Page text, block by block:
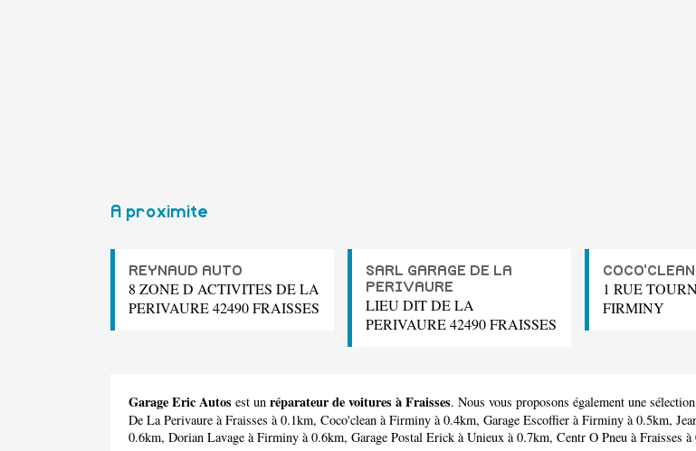
A proximite
REYNAUD AUTO
8 ZONE D ACTIVITES DE LA
PERIVAURE 42490 FRAISSES
SARL GARAGE DE LA
PERIVAURE
LIEU DIT DE LA
PERIVAURE 42490 FRAISSES
COCO'CLEAN
1 RUE
FIRMINY
Garage Eric Autos est un réparateur de voitures à Fraisses. Nous vous proposons également une
De La Perivaure à Fraisses à 0.1km, Coco'clean à Firminy à 0.4km, Garage Escoffier à Firminy à 0.5km,
0.6km, Dorian Lavage à Firminy à 0.6km, Garage Postal Erick à Unieux à 0.7km, Centr O Pneu à Fraisses